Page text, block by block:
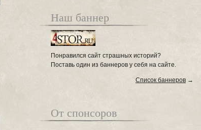
Наш баннер
Понравился сайт страшных историй?
Поставь один из баннеров у себя на сайте.
Список баннеров →
От спонсоров